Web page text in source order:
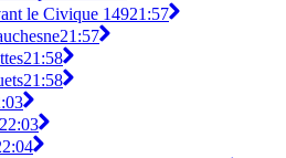
le Civique 14921:57
21:57
21:58
21:58
22:03